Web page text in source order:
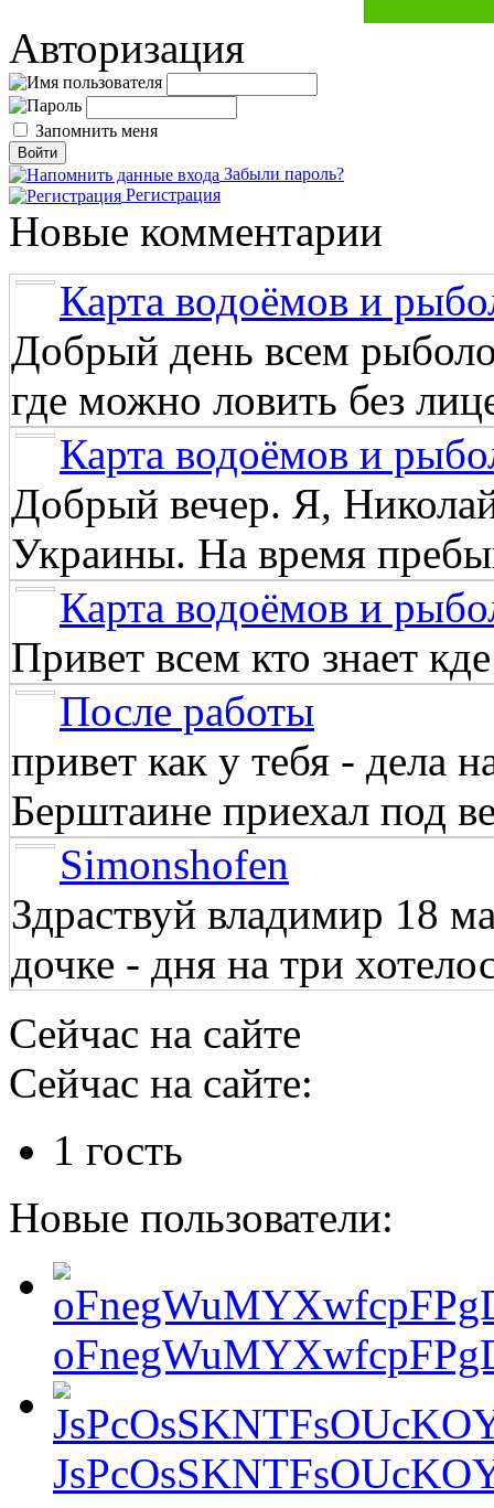
Авторизация
Запомнить меня
Забыли пароль?
Регистрация
Новые комментарии
Карта водоёмов и
Добрый день всем
где можно ловить без
Карта водоёмов и
Добрый вечер. Я,
Украины. На время
Карта водоёмов и
Привет всем кто знает
После работы
привет как у тебя - дела
Берштаине приехал под
Simonshofen
Здраствуй владимир 18
дочке - дня на три
Сейчас на сайте
Сейчас на сайте:
1 гость
Новые пользователи: